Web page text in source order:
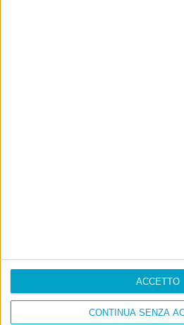
CONTINUA SENZA
ACCETTO